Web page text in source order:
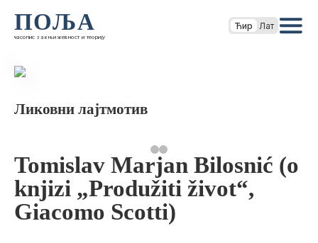
ПОЉА
часопис за књижевност и теорију
Ћир Лат
Ликовни лајтмотив
Tomislav Marjan Bilosnić (o
knjizi „Produžiti život“,
Giacomo Scotti)